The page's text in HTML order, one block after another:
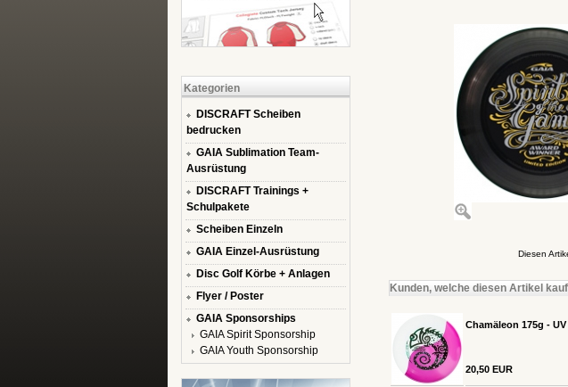
Kategorien
DISCRAFT Scheiben
bedrucken
GAIA Sublimation Team-
Ausrüstung
DISCRAFT Trainings +
Schulpakete
Scheiben Einzeln
GAIA Einzel-Ausrüstung
Disc Golf Körbe + Anlagen
Flyer / Poster
GAIA Sponsorships
GAIA Spirit Sponsorship
GAIA Youth Sponsorship
Diesen
Kunden, welche diesen Artikel
Chamäleon 175g - UV
20,50 EUR